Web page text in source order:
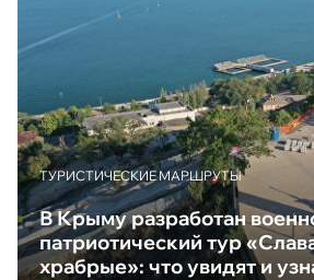
ТУРИСТИЧЕСКИЕ МАРШРУТЫ
В Крыму разработан
патриотический тур
храбрые»: что увидят и